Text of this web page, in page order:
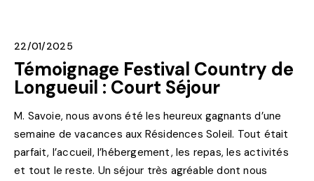
22/01/2025
Témoignage Festival Country de
Longueuil : Court Séjour
M. Savoie, nous avons été les heureux gagnants d’une
semaine de vacances aux Résidences Soleil. Tout était
parfait, l’accueil, l’hébergement, les repas, les activités
et tout le reste. Un séjour très agréable dont nous